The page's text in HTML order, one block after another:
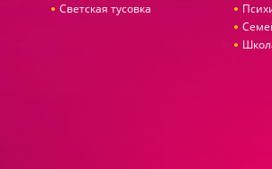
Светская тусовка